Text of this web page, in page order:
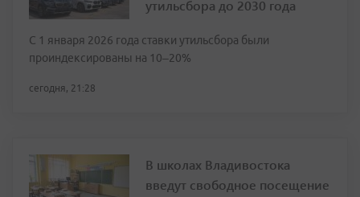
утильсбора до 2030 года
С 1 января 2026 года ставки утильсбора были
проиндексированы на 10–20%
сегодня, 21:28
В школах Владивостока
введут свободное посещение